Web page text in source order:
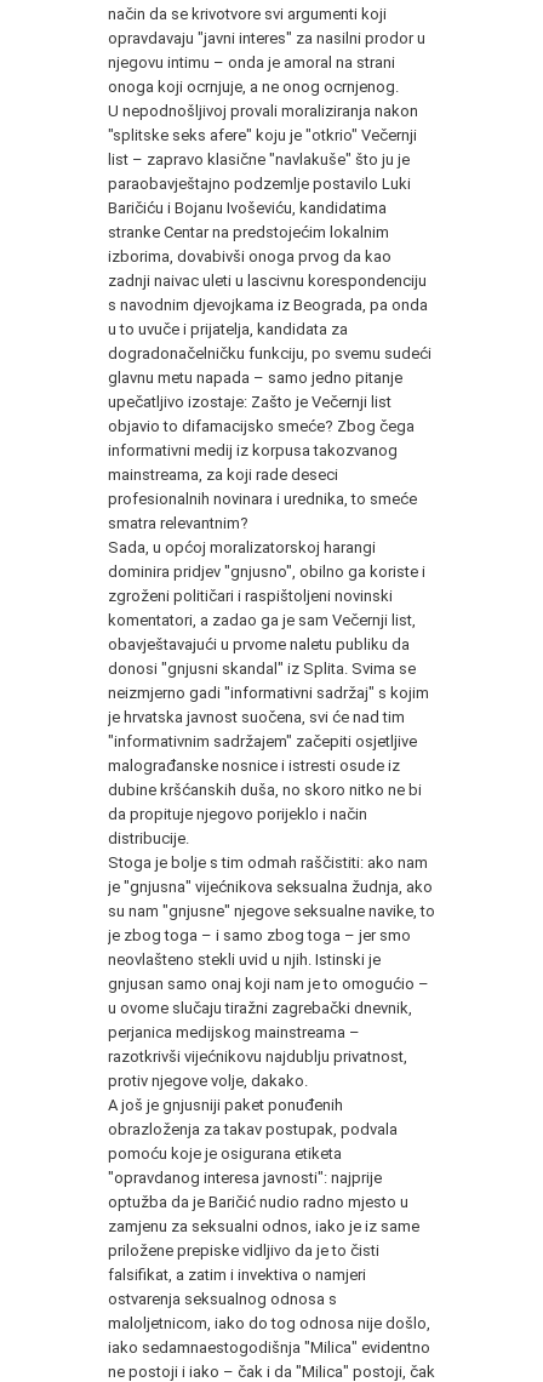
način da se krivotvore svi argumenti koji
opravdavaju "javni interes" za nasilni prodor u
njegovu intimu – onda je amoral na strani
onoga koji ocrnjuje, a ne onog ocrnjenog.
U nepodnošljivoj provali moraliziranja nakon
"splitske seks afere" koju je "otkrio" Večernji
list – zapravo klasične "navlakuše" što ju je
paraobavještajno podzemlje postavilo Luki
Baričiću i Bojanu Ivoševiću, kandidatima
stranke Centar na predstojećim lokalnim
izborima, dovabivši onoga prvog da kao
zadnji naivac uleti u lascivnu korespondenciju
s navodnim djevojkama iz Beograda, pa onda
u to uvuče i prijatelja, kandidata za
dogradonačelničku funkciju, po svemu sudeći
glavnu metu napada – samo jedno pitanje
upečatljivo izostaje: Zašto je Večernji list
objavio to difamacijsko smeće? Zbog čega
informativni medij iz korpusa takozvanog
mainstreama, za koji rade deseci
profesionalnih novinara i urednika, to smeće
smatra relevantnim?
Sada, u općoj moralizatorskoj harangi
dominira pridjev "gnjusno", obilno ga koriste i
zgroženi političari i raspištoljeni novinski
komentatori, a zadao ga je sam Večernji list,
obavještavajući u prvome naletu publiku da
donosi "gnjusni skandal" iz Splita. Svima se
neizmjerno gadi "informativni sadržaj" s kojim
je hrvatska javnost suočena, svi će nad tim
"informativnim sadržajem" začepiti osjetljive
malograđanske nosnice i istresti osude iz
dubine kršćanskih duša, no skoro nitko ne bi
da propituje njegovo porijeklo i način
distribucije.
Stoga je bolje s tim odmah raščistiti: ako nam
je "gnjusna" vijećnikova seksualna žudnja, ako
su nam "gnjusne" njegove seksualne navike, to
je zbog toga – i samo zbog toga – jer smo
neovlašteno stekli uvid u njih. Istinski je
gnjusan samo onaj koji nam je to omogućio –
u ovome slučaju tiražni zagrebački dnevnik,
perjanica medijskog mainstreama –
razotkrivši vijećnikovu najdublju privatnost,
protiv njegove volje, dakako.
A još je gnjusniji paket ponuđenih
obrazloženja za takav postupak, podvala
pomoću koje je osigurana etiketa
"opravdanog interesa javnosti": najprije
optužba da je Baričić nudio radno mjesto u
zamjenu za seksualni odnos, iako je iz same
priložene prepiske vidljivo da je to čisti
falsifikat, a zatim i invektiva o namjeri
ostvarenja seksualnog odnosa s
maloljetnicom, iako do tog odnosa nije došlo,
iako sedamnaestogodišnja "Milica" evidentno
ne postoji i iako – čak i da "Milica" postoji, čak